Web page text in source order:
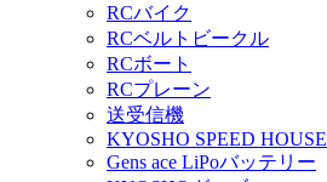
RCバイク
RCベルトビークル
RCボート
RCプレーン
送受信機
KYOSHO SPEED HOUSE
Gens ace LiPoバッテリー